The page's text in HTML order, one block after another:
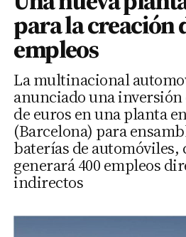
para la creación
empleos
La multinacional
anunciado una inversión
de euros en una planta
(Barcelona) para
baterías de automóviles,
generará 400 empleos
indirectos